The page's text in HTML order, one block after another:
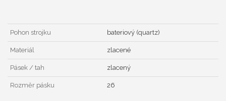
Pohon strojku bateriový (quartz)
Materiál zlacené
Pásek / tah zlacený
Rozměr pásku 26